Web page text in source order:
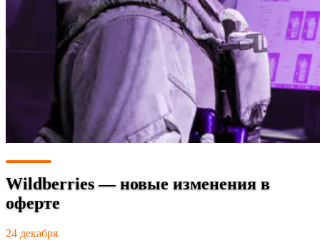
Wildberries — новые изменения в
оферте
24 декабря